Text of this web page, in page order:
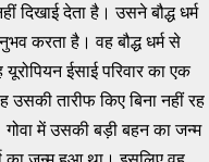
दिखाई देता है। उसने बौद्ध धर्म
करता है। वह बौद्ध धर्म से
यूरोपियन ईसाई परिवार का एक
तारीफ किए बिना नहीं रह
में उसकी बड़ी बहन का जन्म